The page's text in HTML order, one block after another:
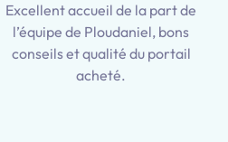
Excellent accueil de la part de
l’équipe de Ploudaniel, bons
conseils et qualité du portail
acheté.